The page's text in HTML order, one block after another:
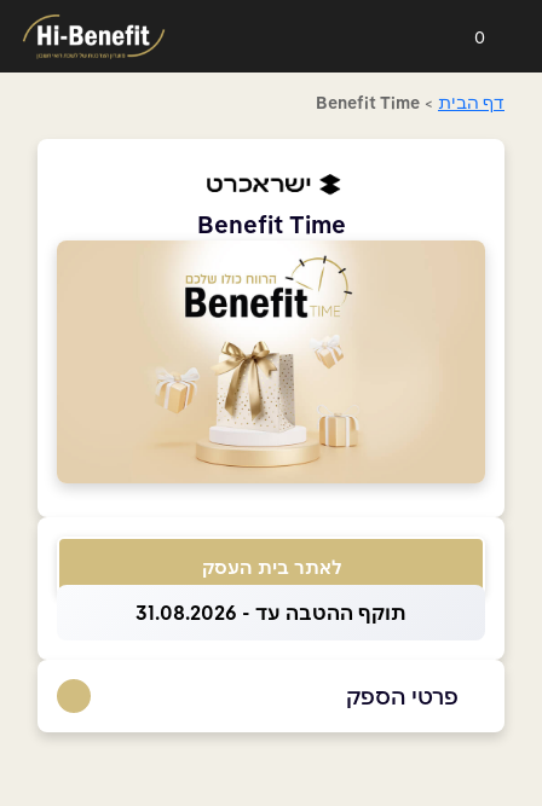
0
דף הבית >
Benefit Time
Benefit Time
לאתר בית העסק
תוקף ההטבה עד - 31.08.2026
פרטי הספק